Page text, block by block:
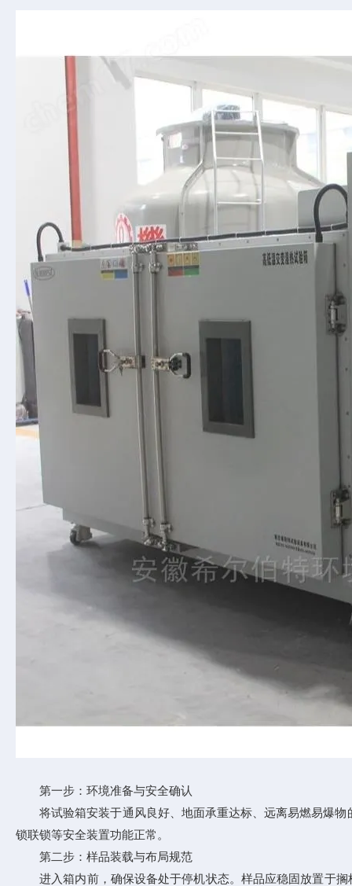
第一步：环境准备与安全确认
将试验箱安装于通风良好、地面承重达标、远离易燃易爆物
锁联锁等安全装置功能正常。
第二步：样品装载与布局规范
进入箱内前，确保设备处于停机状态。样品应稳固放置于搁